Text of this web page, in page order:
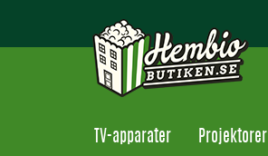
TV-apparater Projektorer